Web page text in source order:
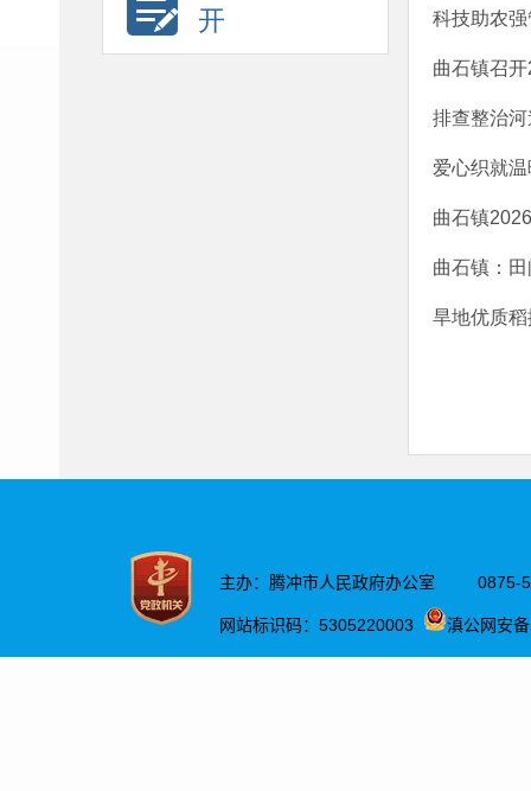
开
科技助农
曲石镇召
排查整治
爱心织就
曲石镇
曲石镇：
旱地优质稻